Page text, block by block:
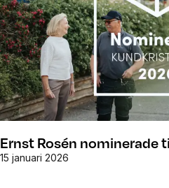
Ernst Rosén nominerade
15 januari 2026